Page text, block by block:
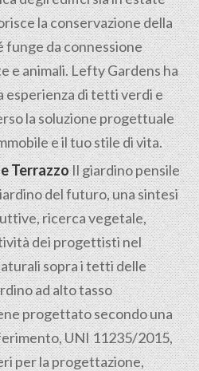
la conservazione della
da connessione
e animali. Lefty Gardens ha
esperienza di tetti verdi e
la soluzione progettuale
e il tuo stile di vita.
TerrazzoIl giardino pensile
del futuro, una sintesi
ricerca vegetale,
dei progettisti nel
sopra i tetti delle
ad alto tasso
progettato secondo una
UNI 11235/2015,
per la progettazione,